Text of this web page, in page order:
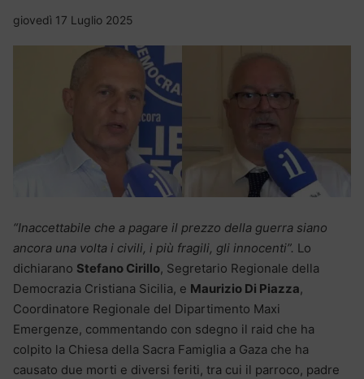
giovedì 17 Luglio 2025
“Inaccettabile che a pagare il prezzo della guerra siano
ancora una volta i civili, i più fragili, gli innocenti”. Lo
dichiarano Stefano Cirillo, Segretario Regionale della
Democrazia Cristiana Sicilia, e Maurizio Di Piazza,
Coordinatore Regionale del Dipartimento Maxi
Emergenze, commentando con sdegno il raid che ha
colpito la Chiesa della Sacra Famiglia a Gaza che ha
causato due morti e diversi feriti, tra cui il parroco, padre